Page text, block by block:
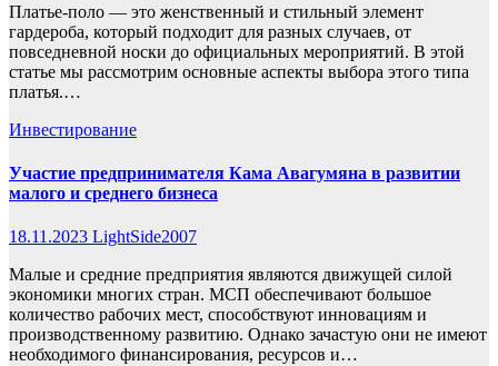
Платье-поло — это женственный и стильный элемент
гардероба, который подходит для разных случаев, от
повседневной носки до официальных мероприятий. В этой
статье мы рассмотрим основные аспекты выбора этого типа
платья.…
Инвестирование
Участие предпринимателя Кама Авагумяна в развитии
малого и среднего бизнеса
18.11.2023 LightSide2007
Малые и средние предприятия являются движущей силой
экономики многих стран. МСП обеспечивают большое
количество рабочих мест, способствуют инновациям и
производственному развитию. Однако зачастую они не имеют
необходимого финансирования, ресурсов и…